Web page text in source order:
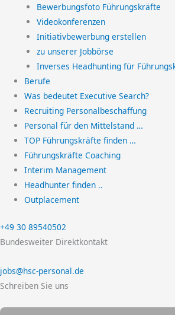
Bewerbungsfoto Führungskräfte
Videokonferenzen
Initiativbewerbung erstellen
zu unserer Jobbörse
Inverses Headhunting für
Berufe
Was bedeutet Executive Search?
Recruiting Personalbeschaffung
Personal für den Mittelstand …
TOP Führungskräfte finden …
Führungskräfte Coaching
Interim Management
Headhunter finden ..
Outplacement
+49 30 89540502
Bundesweiter Direktkontakt
jobs@hsc-personal.de
Schreiben Sie uns